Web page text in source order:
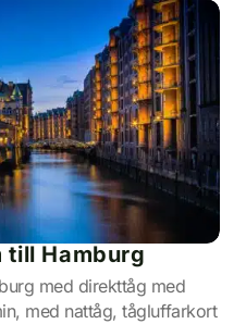
till Hamburg
med direkttåg med
med nattåg, tågluffarkort